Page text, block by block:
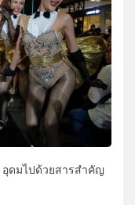
อุดมไปด้วยสารสำคัญ